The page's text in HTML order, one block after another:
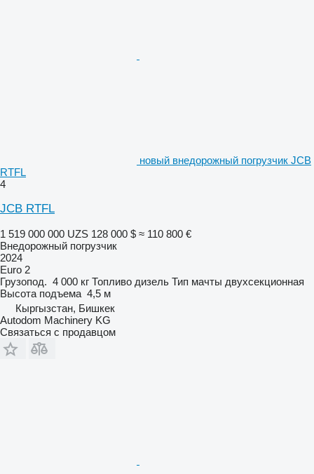
новый внедорожный погрузчик JCB
RTFL
4
JCB RTFL
1 519 000 000 UZS 128 000 $ ≈ 110 800 €
Внедорожный погрузчик
2024
Euro 2
Грузопод. 4 000 кг Топливо дизель Тип мачты двухсекционная
Высота подъема 4,5 м
Кыргызстан, Бишкек
Autodom Machinery KG
Связаться с продавцом